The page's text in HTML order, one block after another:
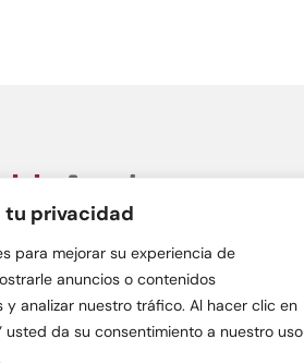
tu privacidad
para mejorar su experiencia de
anuncios o contenidos
y analizar nuestro tráfico. Al hacer clic en
usted da su consentimiento a nuestro uso
Anoia, S.L.
– Igualada (Barcelona)